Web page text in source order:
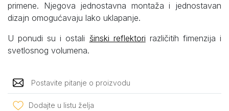
primene. Njegova jednostavna montaža i jednostavan
dizajn omogućavaju lako uklapanje.
U ponudi su i ostali šinski reflektori različitih fimenzija i
svetlosnog volumena.
Postavite pitanje o proizvodu
Dodajte u listu želja